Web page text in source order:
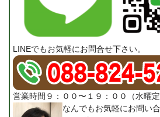
LINEでもお気軽にお問合せ下さい。
営業時間９：００〜１９：００（水曜定
なんでもお気軽にお問い